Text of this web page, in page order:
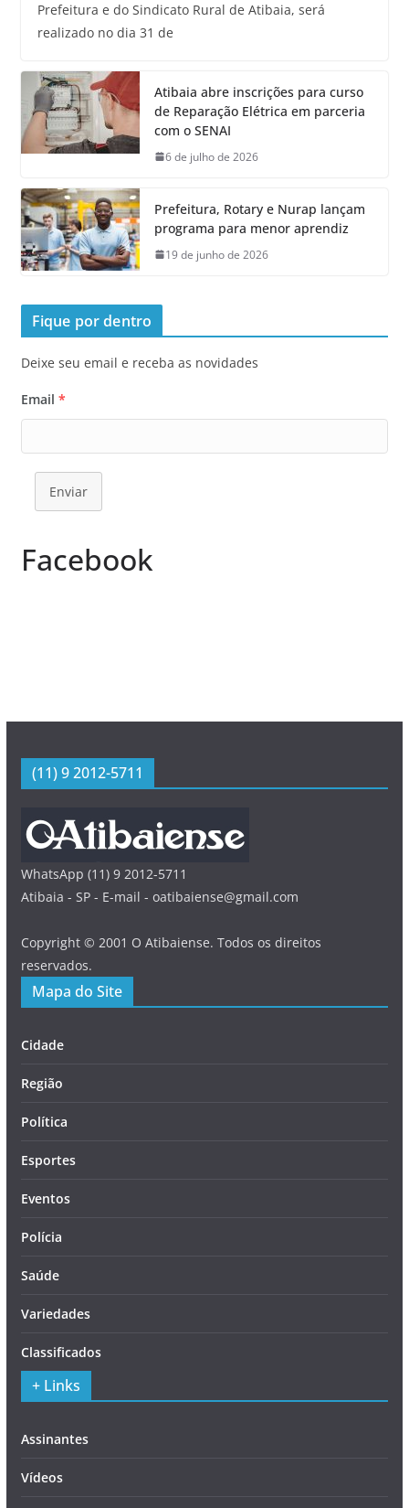
Prefeitura e do Sindicato Rural de Atibaia, será
realizado no dia 31 de
Atibaia abre inscrições para curso
de Reparação Elétrica em parceria
com o SENAI
6 de julho de 2026
Prefeitura, Rotary e Nurap lançam
programa para menor aprendiz
19 de junho de 2026
Fique por dentro
Deixe seu email e receba as novidades
Email *
Enviar
Facebook
(11) 9 2012-5711
WhatsApp (11) 9 2012-5711
Atibaia - SP - E-mail - oatibaiense@gmail.com
Copyright © 2001 O Atibaiense. Todos os direitos
reservados.
Mapa do Site
Cidade
Região
Política
Esportes
Eventos
Polícia
Saúde
Variedades
Classificados
+ Links
Assinantes
Vídeos